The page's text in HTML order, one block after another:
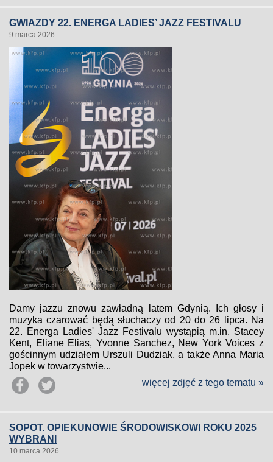
GWIAZDY 22. ENERGA LADIES’ JAZZ FESTIVALU
9 marca 2026
Damy jazzu znowu zawładną latem Gdynią. Ich głosy i
muzyka czarować będą słuchaczy od 20 do 26 lipca. Na
22. Energa Ladies' Jazz Festivalu wystąpią m.in. Stacey
Kent, Eliane Elias, Yvonne Sanchez, New York Voices z
gościnnym udziałem Urszuli Dudziak, a także Anna Maria
Jopek w towarzystwie...
więcej zdjęć z tego tematu »
SOPOT. OPIEKUNOWIE ŚRODOWISKOWI ROKU 2025
WYBRANI
10 marca 2026